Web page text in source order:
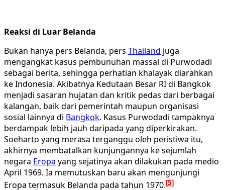
Reaksi di Luar Belanda
Bukan hanya pers Belanda, pers Thailand juga
mengangkat kasus pembunuhan massal di Purwodadi
sebagai berita, sehingga perhatian khalayak diarahkan
ke Indonesia. Akibatnya Kedutaan Besar RI di Bangkok
menjadi sasaran hujatan dan kritik pedas dari berbagai
kalangan, baik dari pemerintah maupun organisasi
sosial lainnya di Bangkok. Kasus Purwodadi tampaknya
berdampak lebih jauh daripada yang diperkirakan.
Soeharto yang merasa terganggu oleh peristiwa itu,
akhirnya membatalkan kunjungannya ke sejumlah
negara Eropa yang sejatinya akan dilakukan pada medio
April 1969. Ia memutuskan baru akan mengunjungi
Eropa termasuk Belanda pada tahun 1970.[5]